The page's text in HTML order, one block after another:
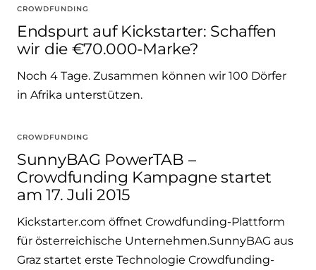
CROWDFUNDING
Endspurt auf Kickstarter: Schaffen
wir die €70.000-Marke?
Noch 4 Tage. Zusammen können wir 100 Dörfer
in Afrika unterstützen.
CROWDFUNDING
SunnyBAG PowerTAB –
Crowdfunding Kampagne startet
am 17. Juli 2015
Kickstarter.com öffnet Crowdfunding-Plattform
für österreichische Unternehmen.SunnyBAG aus
Graz startet erste Technologie Crowdfunding-